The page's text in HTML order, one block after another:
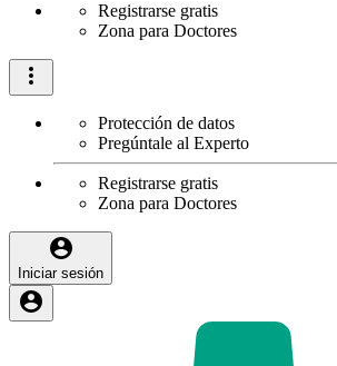
Registrarse gratis
Zona para Doctores
Protección de datos
Pregúntale al Experto
Registrarse gratis
Zona para Doctores
Iniciar sesión